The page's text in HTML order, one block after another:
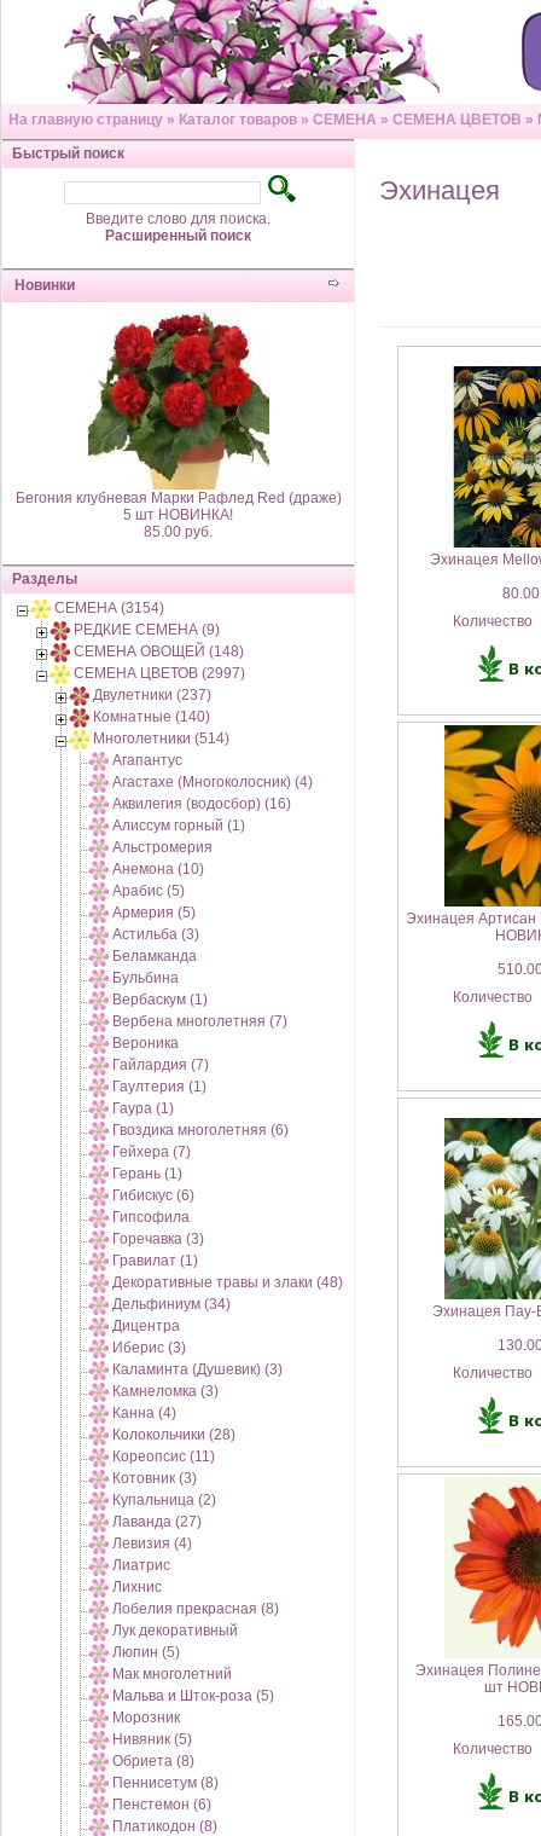
На главную страницу » Каталог товаров » СЕМЕНА » СЕМЕНА ЦВЕТОВ »
Быстрый поиск
Введите слово для поиска.
Расширенный поиск
Новинки
Бегония клубневая Марки Рафлед Red (драже)
5 шт НОВИНКА!
85.00 руб.
Разделы
СЕМЕНА (3154)
РЕДКИЕ СЕМЕНА (9)
СЕМЕНА ОВОЩЕЙ (148)
СЕМЕНА ЦВЕТОВ (2997)
Двулетники (237)
Комнатные (140)
Многолетники (514)
Агапантус
Агастахе (Многоколосник) (4)
Аквилегия (водосбор) (16)
Алиссум горный (1)
Альстромерия
Анемона (10)
Арабис (5)
Армерия (5)
Астильба (3)
Беламканда
Бульбина
Вербаскум (1)
Вербена многолетняя (7)
Вероника
Гайлардия (7)
Гаултерия (1)
Гаура (1)
Гвоздика многолетняя (6)
Гейхера (7)
Герань (1)
Гибискус (6)
Гипсофила
Горечавка (3)
Гравилат (1)
Декоративные травы и злаки (48)
Дельфиниум (34)
Дицентра
Иберис (3)
Каламинта (Душевик) (3)
Камнеломка (3)
Канна (4)
Колокольчики (28)
Кореопсис (11)
Котовник (3)
Купальница (2)
Лаванда (27)
Левизия (4)
Лиатрис
Лихнис
Лобелия прекрасная (8)
Лук декоративный
Люпин (5)
Мак многолетний
Мальва и Шток-роза (5)
Морозник
Нивяник (5)
Обриета (8)
Пеннисетум (8)
Пенстемон (6)
Платикодон (8)
Эхинацея
Эхинацея
Количество
Эхинацея Артисан
Количество
Эхинацея Пау-
Количество
Эхинацея
шт
Количество